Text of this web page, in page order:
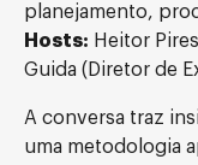
planejamento,
Hosts: Heitor
Guida (Diretor de
A conversa traz
uma metodologia